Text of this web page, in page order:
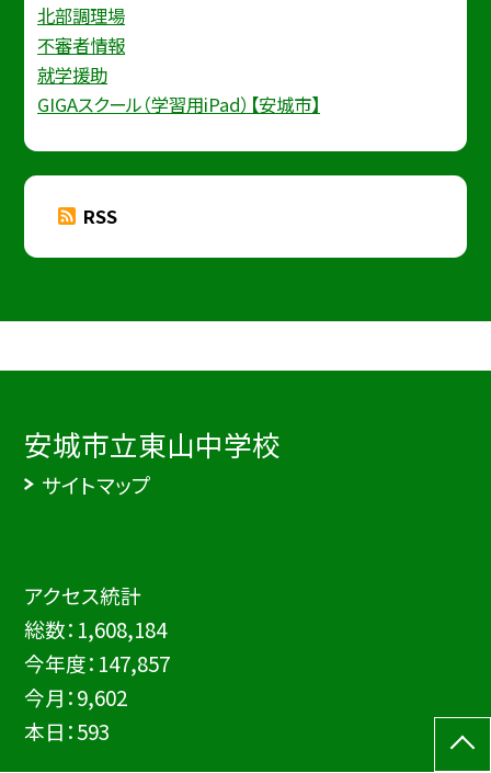
北部調理場
不審者情報
就学援助
GIGAスクール（学習用iPad）【安城市】
RSS
安城市立東山中学校
サイトマップ
アクセス統計
総数： 1,608,184
今年度： 147,857
今月：9,602
本日：593